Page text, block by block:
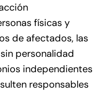
físicas y
de afectados, las
personalidad
independientes
responsables